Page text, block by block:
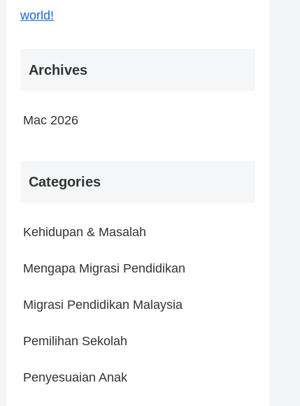
world!
Archives
Mac 2026
Categories
Kehidupan & Masalah
Mengapa Migrasi Pendidikan
Migrasi Pendidikan Malaysia
Pemilihan Sekolah
Penyesuaian Anak